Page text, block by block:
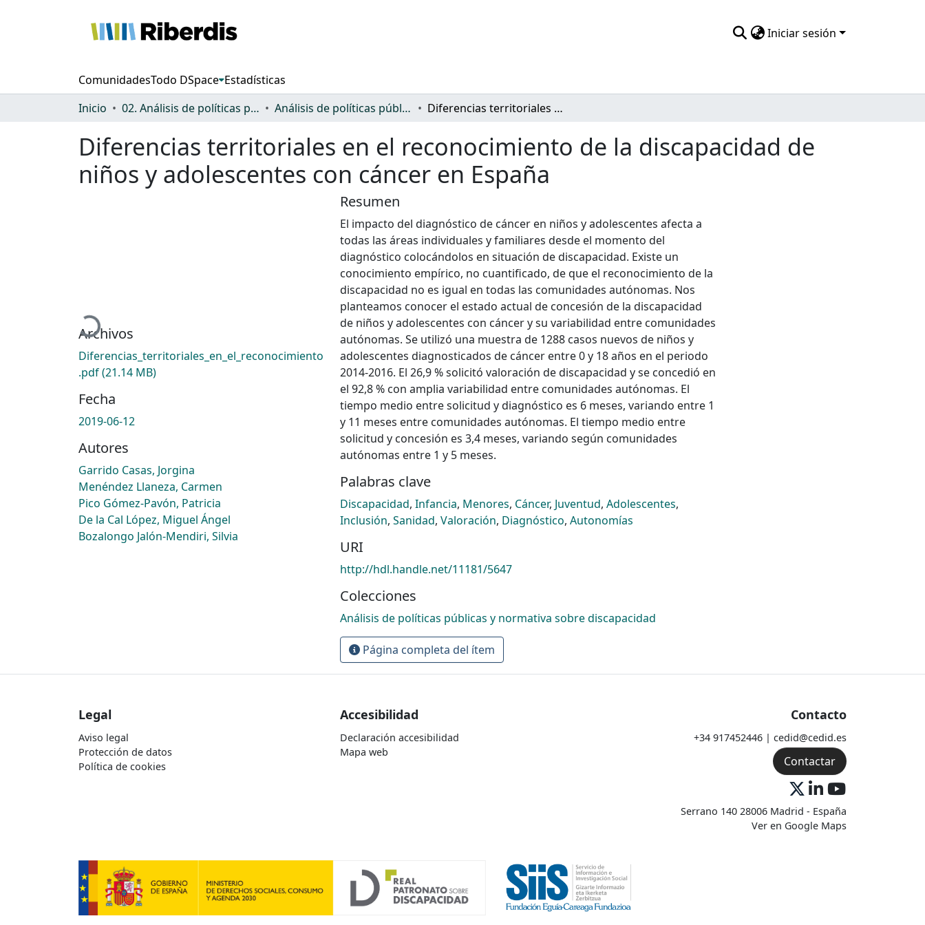
Iniciar sesión
ComunidadesTodo DSpace Estadísticas
Inicio
02. Análisis de políticas públicas y normativa sobre discapacidad Análisis de políticas públicas y normativa sobre discapacidad Diferencias territoriales en el reconocimiento de la discapacidad de niños y adolescentes con cáncer en España
Diferencias territoriales en el reconocimiento de la discapacidad de
niños y adolescentes con cáncer en España
Cargando...
Archivos
Diferencias_territoriales_en_el_reconocimiento
.pdf(21.14 MB)
Fecha
2019-06-12
Autores
Garrido Casas, Jorgina
Menéndez Llaneza, Carmen
Pico Gómez-Pavón, Patricia
De la Cal López, Miguel Ángel
Bozalongo Jalón-Mendiri, Silvia
Resumen
El impacto del diagnóstico de cáncer en niños y adolescentes afecta a
todas las áreas individuales y familiares desde el momento del
diagnóstico colocándolos en situación de discapacidad. Existe un
conocimiento empírico, no cuantificado, de que el reconocimiento de la
discapacidad no es igual en todas las comunidades autónomas. Nos
planteamos conocer el estado actual de concesión de la discapacidad
de niños y adolescentes con cáncer y su variabilidad entre comunidades
autónomas. Se utilizó una muestra de 1288 casos nuevos de niños y
adolescentes diagnosticados de cáncer entre 0 y 18 años en el periodo
2014-2016. El 26,9 % solicitó valoración de discapacidad y se concedió en
el 92,8 % con amplia variabilidad entre comunidades autónomas. El
tiempo medio entre solicitud y diagnóstico es 6 meses, variando entre 1
y 11 meses entre comunidades autónomas. El tiempo medio entre
solicitud y concesión es 3,4 meses, variando según comunidades
autónomas entre 1 y 5 meses.
Palabras clave
Discapacidad, Infancia, Menores, Cáncer, Juventud, Adolescentes,
Inclusión, Sanidad, Valoración, Diagnóstico, Autonomías
URI
http://hdl.handle.net/11181/5647
Colecciones
Análisis de políticas públicas y normativa sobre discapacidad
Página completa del ítem
Legal
Aviso legal
Protección de datos
Política de cookies
Accesibilidad
Declaración accesibilidad
Mapa web
Contacto
+34 917452446 | cedid@cedid.es
Contactar
Serrano 140 28006 Madrid - España
Ver en Google Maps